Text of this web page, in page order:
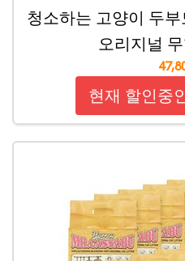
청소하는 고양이 두
오리지널
현재 할인중